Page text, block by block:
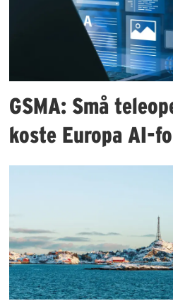
GSMA: Små
koste Europa AI-